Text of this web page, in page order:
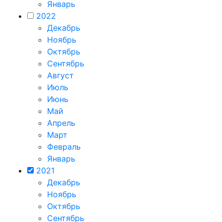
Январь
2022
Декабрь
Ноябрь
Октябрь
Сентябрь
Август
Июль
Июнь
Май
Апрель
Март
Февраль
Январь
2021
Декабрь
Ноябрь
Октябрь
Сентябрь